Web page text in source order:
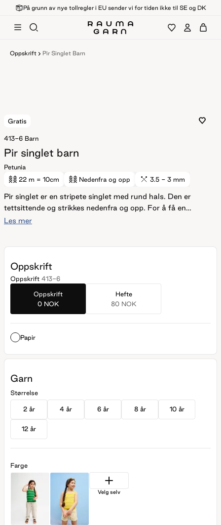
På grunn av nye tollregler i EU sender vi for tiden ikke til SE og DK
Oppskrift Pir Singlet Barn
Gratis
413-6 Barn
Pir singlet barn
Petunia
22 m = 10cm Nedenfra og opp 3.5 - 3 mm
Pir singlet er en stripete singlet med rund hals. Den er
tettsittende og strikkes nedenfra og opp. For å få en
tettsittende fasong, velg en størrelse som har en
Les mer
Oppskrift
Oppskrift 413-6
Oppskrift
0 NOK
Hefte
80 NOK
Papir
Garn
Størrelse
2 år 4 år 6 år 8 år 10 år
12 år
Farge
Velg selv